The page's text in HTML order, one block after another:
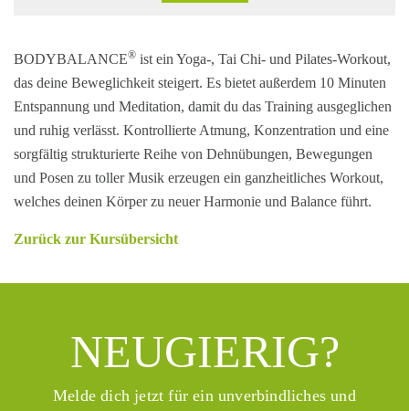
BODYBALANCE® ist ein Yoga-, Tai Chi- und Pilates-Workout,
das deine Beweglichkeit steigert. Es bietet außerdem 10 Minuten
Entspannung und Meditation, damit du das Training ausgeglichen
und ruhig verlässt. Kontrollierte Atmung, Konzentration und eine
sorgfältig strukturierte Reihe von Dehnübungen, Bewegungen
und Posen zu toller Musik erzeugen ein ganzheitliches Workout,
welches deinen Körper zu neuer Harmonie und Balance führt.
Zurück zur Kursübersicht
NEUGIERIG?
Melde dich jetzt für ein unverbindliches und